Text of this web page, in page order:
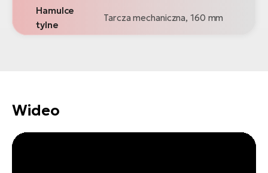
Hamulce
tylne
Tarcza mechaniczna, 160 mm
Wideo